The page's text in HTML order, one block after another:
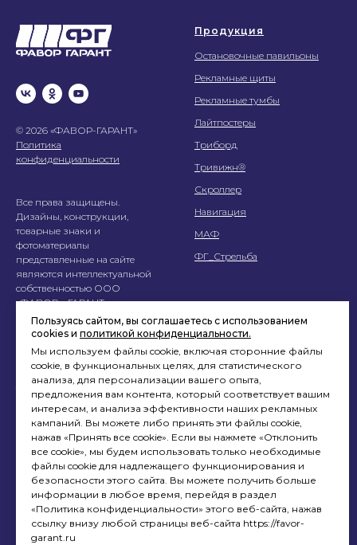
Пользуясь сайтом, вы соглашаетесь с использованием
cookies и политикой конфиденциальности.
Мы используем файлы cookie, включая сторонние файлы
cookie, в функциональных целях, для статистического
анализа, для персонализации вашего опыта,
предложения вам контента, который соответствует вашим
интересам, и анализа эффективности наших рекламных
кампаний. Вы можете либо принять эти файлы cookie,
нажав «Принять все cookie». Если вы нажмете «Отклонить
все cookie», мы будем использовать только необходимые
файлы cookie для надлежащего функционирования и
безопасности этого сайта. Вы можете получить больше
информации в любое время, перейдя в раздел
«Политика конфиденциальности» этого веб-сайта, нажав
ссылку внизу любой страницы веб-сайта https://favor-
garant.ru
© 2026 «ФАВОР-ГАРАНТ»
Политика
конфиденциальности
Все права защищены.
Дизайны, конструкции,
товарные знаки и
фотоматериалы
представленные на сайте
являются интеллектуальной
собственностью ООО
«ФАВОР – ГАРАНТ»,
использование без согласия
запрещено.
Перепечатка материалов
данного сайта возможна
только с письменного
разрешения. При
цитировании ссылка
Обратная связь:
info@favor-
garant.ru
Продукция
Остановочные павильоны
Рекламные щиты
Рекламные тумбы
Лайтпостеры
Триборд
Тривижн®
Скроллер
Навигация
МАФ
ФГ_Стрельба
Услуги Помощь